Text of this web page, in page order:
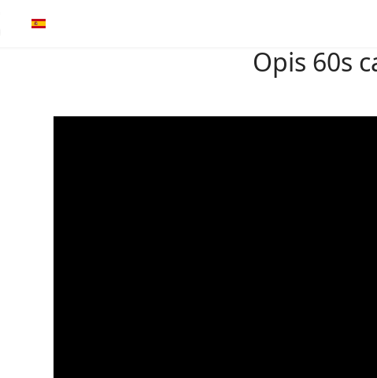
Seleccione su idioma
Opis 60s